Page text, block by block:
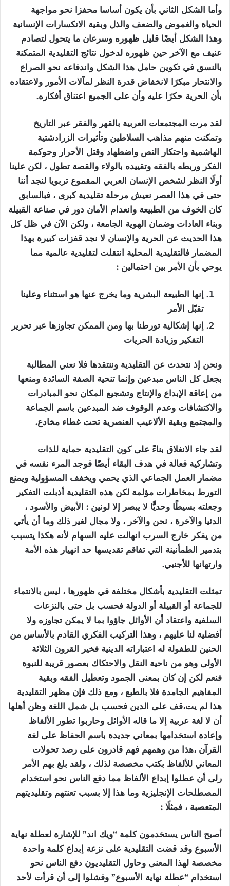
وأما الشكل الثاني بأن يكون أساسا محفزا نحو مواجهة
الحياة والغموض والضعف والذل وبقية الانكسارات الإنسانية
وهذا الشكل أيضًا قليل ظهوره وسرعان ما يتحول لتصادم
عنيف مع الآخر حين ظهوره لدخول نتائج التقليدية المتمكنة
بالنسق في تكوين حامل هذا الشكل واندفاعه نحو الصراع
والانتحار مبكرًا لانخفاض قدرة النظر لمآلات الأمور ولاعتقاده
بأن الحرية حكرًا عليه وأن على الجميع اعتناق أفكاره.
لقد مرت المجتمعات العربية بالقهر والفقر عبر التاريخ
وتمكنت منهم مذاهب السلاطين وتأثيرات الزرادشتية
الهاشمية واحتكار النص واضطهاد وقتل الأحرار وحوكمة
الفكر وربطه بالفقه وتقييده بالولاء والقصة تطول ، لكن علينا
أولًا النظر لشخص الإنسان العربي المقموع تربويا لنجد أننا
حتى في هذا العصر نعيش مرحلة تقليدية كبرى ، فبالسابق
كان الخوف من الطبيعة وانعدام الأمان دور في صناعة القبيلة
وبناء العادات وضمان الهوية الجامعة ، ولكن الآن في ظل كل
هذا الحديث عن الحرية والإنسان لا نجد قفزات كبيرة بهذا
المضمار فالتقليدية المحلية انتقلت لتقليدية عالمية مما
يوحي بأن الأمر بين احتمالين :
إنها الطبيعة البشرية وما يخرج عنها هو استثناء وعلينا
تقبّل الأمر
إنها إشكالية تورطنا بها ومن الممكن تجاوزها عبر تحرير
التفكير وزيادة الحريات
ونحن إذ نتحدث عن التقليدية وننتقدها فلا نعني المطالبة
بجعل كل الناس مبدعين وإنما تنحية الصفة السائدة ومنعها
من إعاقة الإبداع والإنتاج وتشجيع المكان نحو المبادرات
والاكتشافات وعدم الوقوف ضد المبدعين باسم الجماعة
والمجتمع وبقية الألاعيب العنصرية تحت غطاء مخادع.
لقد جاء الانغلاق بناءً على كون التقليدية حماية للذات
وتشاركية فعالة في هدف البقاء أيضًا فوجد المرء نفسه في
مضمار العمل الجماعي الذي يحمي ويخفف المسؤولية ويمنع
التورط بمخاطرات مؤلمة لكن هذه التقليدية أذبلت التفكير
وجعلته بسيطًا وحديًّا لا يبصر إلا لونين : الأبيض والأسود ،
الدنيا والآخرة ، نحن والآخر ، ولا مجال لغير ذلك وما أن يأتي
من يفكر خارج السرب انهالت عليه السهام لأنه هكذا يتسبب
بتدمير الطمأنينة التي تفاقم تقديسها حد انهيار هذه الأمة
وارتهانها للأجنبي.
تمثلت التقليدية بأشكال مختلفة في ظهورها ، ليس بالانتماء
للجماعة أو القبيلة أو الدولة فحسب بل حتى بالنزعات
السلفية واعتقاد أن الأوائل جاؤوا بما لا يمكن تجاوزه ولا
أفضلية لنا عليهم ، وهذا التركيب الفكري القادم بالأساس من
الحنين للطفولة له اعتباراته الدينية فخير القرون الثلاثة
الأولى وهو من ناحية النقل والاحتكاك بعصور قريبة للنبوة
فنعم لكن إن كان بمعنى الجمود وتعطيل الفقه وبقية
المفاهيم الجامدة فلا بالطبع ، ومع ذلك فإن مظهر التقليدية
هذا لم يت،قف على الدين فحسب بل شمل اللغة وظن أهلها
أن لا لغة عربية إلا ما قاله الأوائل وحاربوا تطور الألفاظ
وإعادة استخدامها بمعاني جديدة باسم الحفاظ على لغة
القرآن ،هذا من وهمهم فهم قادرون على رصد تحولات
المعاني للألفاظ بكتب مخصصة لذلك ، ولقد بلغ بهم الأمر
رلى أن عطلوا إبداع الألفاظ مما دفع الناس نحو استخدام
المصطلحات الإنجليزية وما هذا إلا بسبب تعنتهم وتقليديتهم
المتعصبة ، فمثلًا :
أصبح الناس يستخدمون كلمة “ويك اند” للإشارة لعطلة نهاية
الأسبوع وقد قضت التقليدية على نزعة إبداع كلمة واحدة
مخصصة لهذا المعنى وحاول التقليديون دفع الناس نحو
استخدام “عطلة نهاية الأسبوع” وفشلوا إلى أن قرأت لأحد